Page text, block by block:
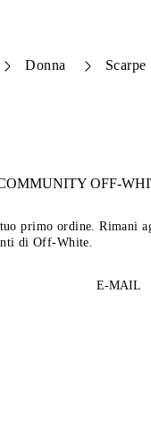
Donna Scarpe
OFF-
primo ordine. Rimani
di Off-White.
E-MAIL